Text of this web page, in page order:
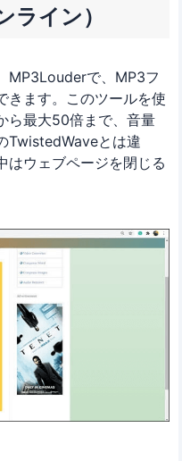
ライン）
MP3Louderで、MP3フ
きます。このツールを使
ら最大50倍まで、音量
TwistedWaveとは違
はウェブページを閉じる